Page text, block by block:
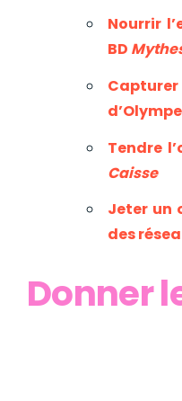
Nourrir
BD
Capturer
Tendre
Caisse
Jeter un
des
Donner